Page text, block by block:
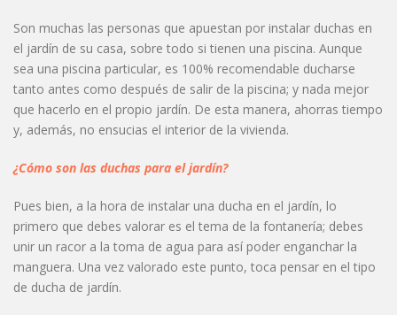
Son muchas las personas que apuestan por instalar duchas en
el jardín de su casa, sobre todo si tienen una piscina. Aunque
sea una piscina particular, es 100% recomendable ducharse
tanto antes como después de salir de la piscina; y nada mejor
que hacerlo en el propio jardín. De esta manera, ahorras tiempo
y, además, no ensucias el interior de la vivienda.
¿Cómo son las duchas para el jardín?
Pues bien, a la hora de instalar una ducha en el jardín, lo
primero que debes valorar es el tema de la fontanería; debes
unir un racor a la toma de agua para así poder enganchar la
manguera. Una vez valorado este punto, toca pensar en el tipo
de ducha de jardín.